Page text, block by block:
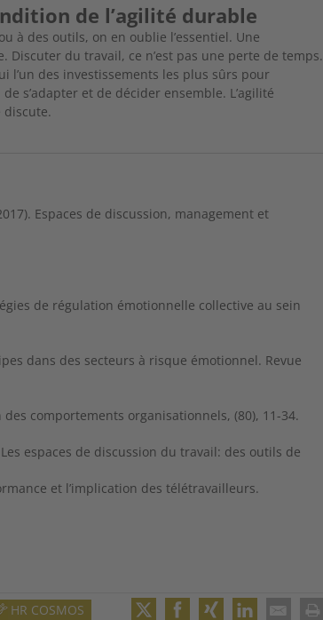
de l’agilité durable
à des outils, on en oublie l’essentiel. Une
Discuter du travail, ce n’est pas une perte de temps.
l’un des investissements les plus sûrs pour
s’adapter et de décider ensemble. L’agilité
discute.
Espaces de discussion, management et
de régulation émotionnelle collective au sein
dans des secteurs à risque émotionnel. Revue
comportements organisationnels, (80), 11-34.
espaces de discussion du travail: des outils de
et l’implication des télétravailleurs.
HR COSMOS